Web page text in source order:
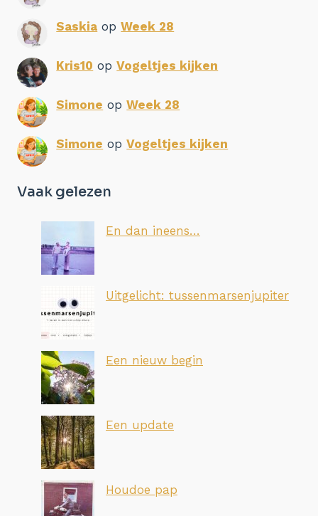
Saskia opWeek 28
Kris10 opVogeltjes kijken
Simone opWeek 28
Simone opVogeltjes kijken
Vaak gelezen
En dan ineens…
Uitgelicht: tussenmarsenjupiter
Een nieuw begin
Een update
Houdoe pap